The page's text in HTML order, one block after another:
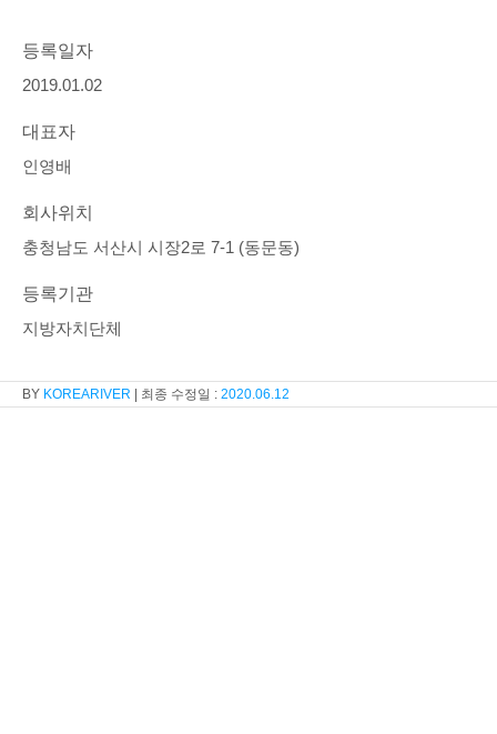
등록일자
2019.01.02
대표자
인영배
회사위치
충청남도 서산시 시장2로 7-1 (동문동)
등록기관
지방자치단체
KOREARIVER 2020.06.12